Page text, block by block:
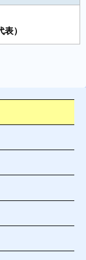
）